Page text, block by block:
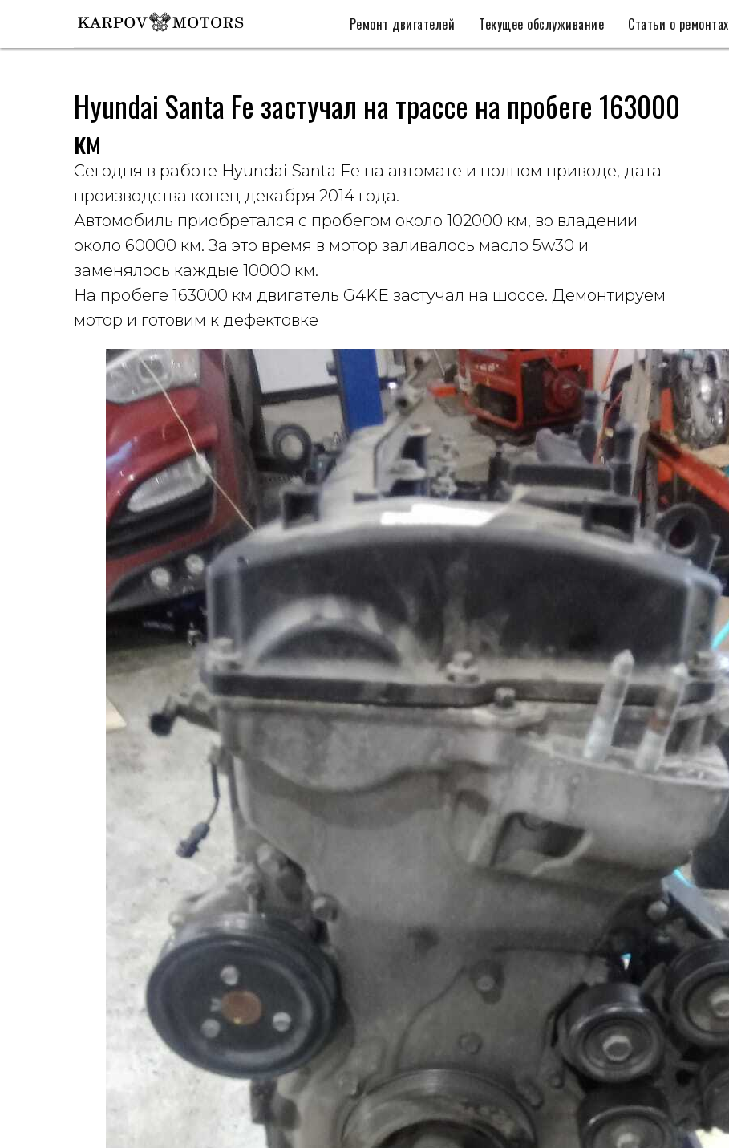
Ремонт двигателей Текущее обслуживание Статьи о ремонтах
Hyundai Santa Fe застучал на трассе на пробеге 163000
км
Сегодня в работе Hyundai Santa Fe на автомате и полном приводе, дата
производства конец декабря 2014 года.
Автомобиль приобретался с пробегом около 102000 км, во владении
около 60000 км. За это время в мотор заливалось масло 5w30 и
заменялось каждые 10000 км.
На пробеге 163000 км двигатель G4KE застучал на шоссе. Демонтируем
мотор и готовим к дефектовке